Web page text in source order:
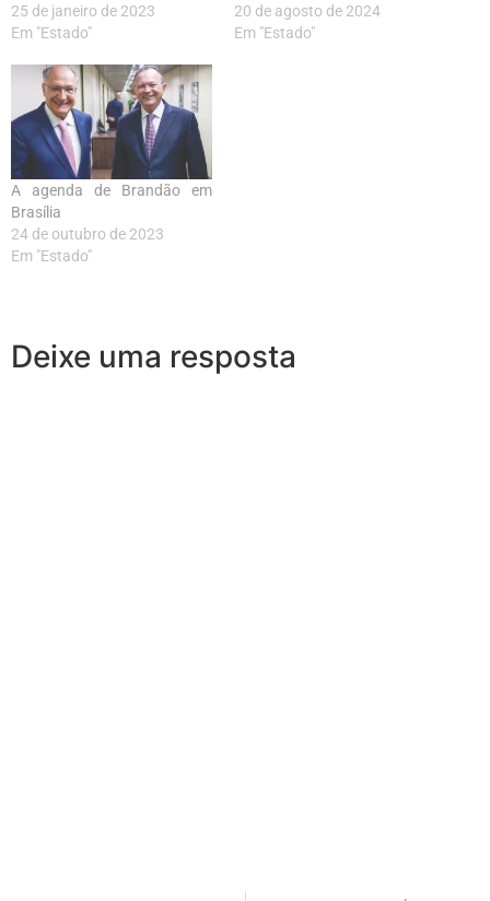
25 de janeiro de 2023
Em "Estado"
20 de agosto de 2024
Em "Estado"
A agenda de Brandão em
Brasília
24 de outubro de 2023
Em "Estado"
Deixe uma resposta